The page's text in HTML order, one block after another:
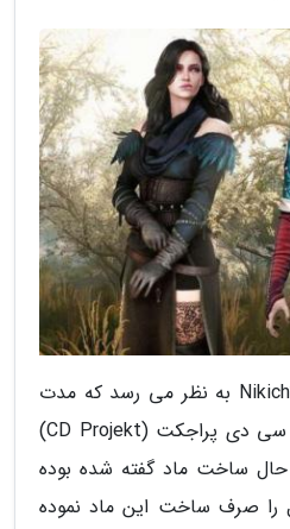
سازنده این ماد با نام Nikich340 به نظر می رسد که مدت
ها قبل از اینکه استودیوی سی دی پراجکت (CD Projekt)
حال ساخت ماد گفته شده بوده
واقع او 2.5 سال را صرف ساخت این ماد نموده